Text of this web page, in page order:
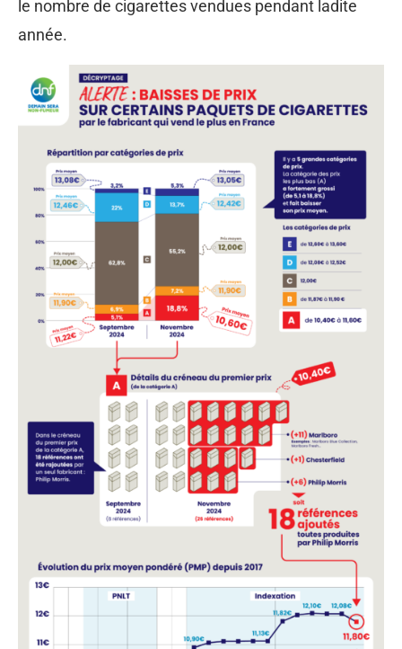
le nombre de cigarettes vendues pendant ladite
année.